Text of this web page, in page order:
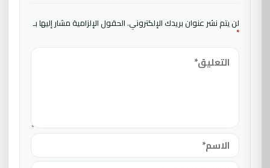
لن يتم نشر عنوان بريدك الإلكتروني.الحقول الإلزامية مشار إليها بـ
*